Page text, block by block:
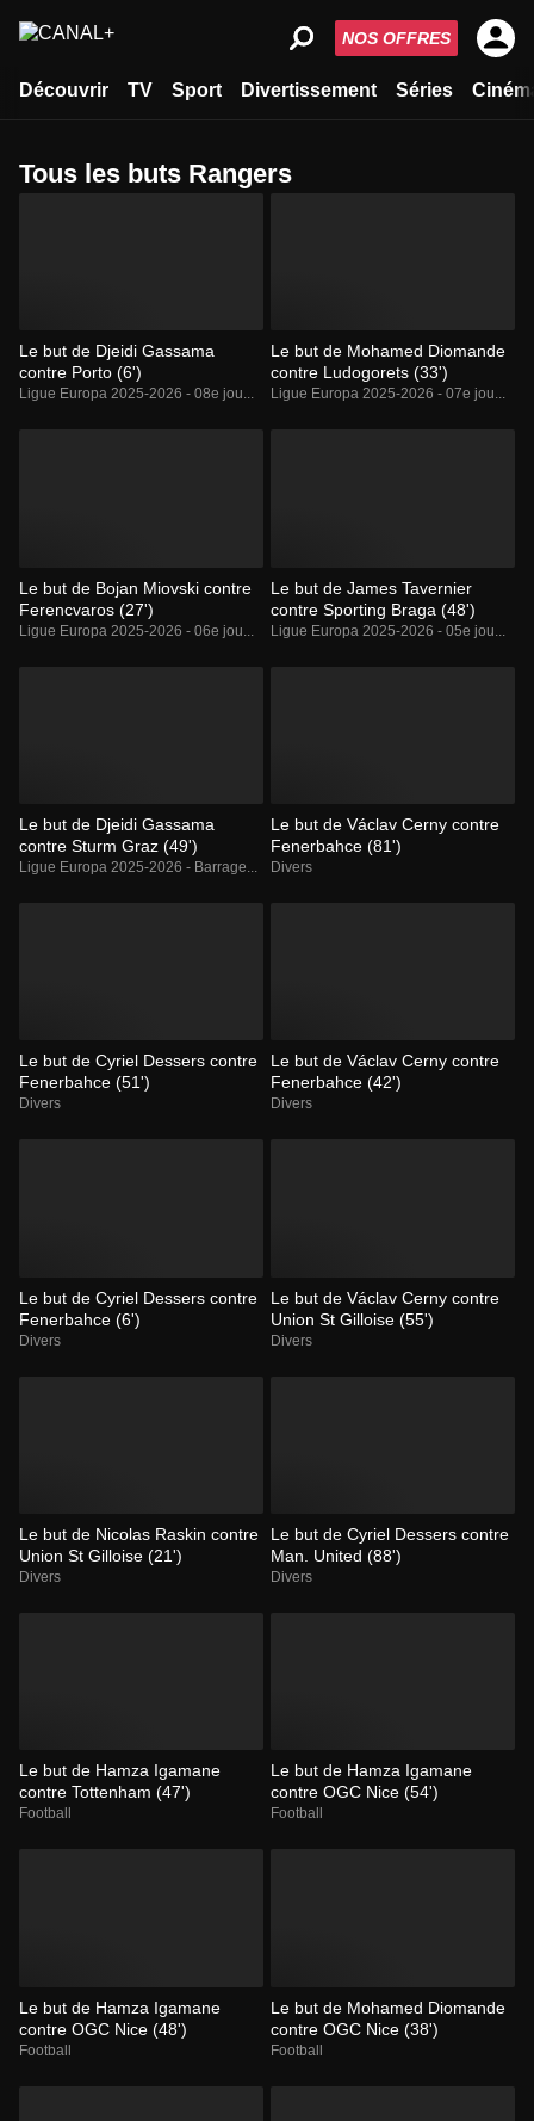
Découvrir TV Sport Divertissement Séries
NOS OFFRES
Tous les buts Rangers
Le but de Djeidi Gassama
contre Porto (6')
Ligue Europa 2025-2026 - 08e jou...
Le but de Mohamed Diomande
contre Ludogorets (33')
Ligue Europa 2025-2026 - 07e jou...
Le but de Bojan Miovski contre
Ferencvaros (27')
Ligue Europa 2025-2026 - 06e jou...
Le but de James Tavernier
contre Sporting Braga (48')
Ligue Europa 2025-2026 - 05e jou...
Le but de Djeidi Gassama
contre Sturm Graz (49')
Ligue Europa 2025-2026 - Barrage...
Le but de Václav Cerny contre
Fenerbahce (81')
Divers
Le but de Cyriel Dessers contre
Fenerbahce (51')
Divers
Le but de Václav Cerny contre
Fenerbahce (42')
Divers
Le but de Cyriel Dessers contre
Fenerbahce (6')
Divers
Le but de Václav Cerny contre
Union St Gilloise (55')
Divers
Le but de Nicolas Raskin contre
Union St Gilloise (21')
Divers
Le but de Cyriel Dessers contre
Man. United (88')
Divers
Le but de Hamza Igamane
contre Tottenham (47')
Football
Le but de Hamza Igamane
contre OGC Nice (54')
Football
Le but de Hamza Igamane
contre OGC Nice (48')
Football
Le but de Mohamed Diomande
contre OGC Nice (38')
Football